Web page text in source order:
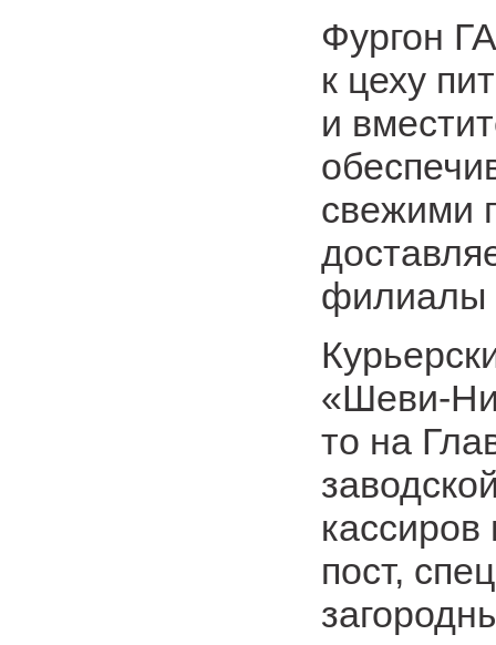
Фургон
к цеху
и
свежими
филиалы
«Шеви-
то на
кассиров
пост,